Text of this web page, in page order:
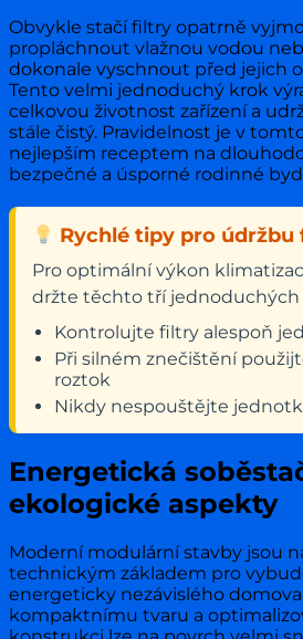
Obvykle stačí filtry opatrně
propláchnout vlažnou vodou
dokonale vyschnout před jejich
Tento velmi jednoduchý krok
celkovou životnost zařízení a
stále čistý. Pravidelnost je v
nejlepším receptem na
bezpečné a úsporné rodinné
Rychlé tipy pro údržbu
Pro optimální výkon
držte těchto tří jednoduchých
Kontrolujte filtry alespoň
Při silném znečištění
roztok
Nikdy nespouštějte
Energetická
ekologické aspekty
Moderní modulární stavby jsou
technickým základem pro
energeticky nezávislého
kompaktnímu tvaru a